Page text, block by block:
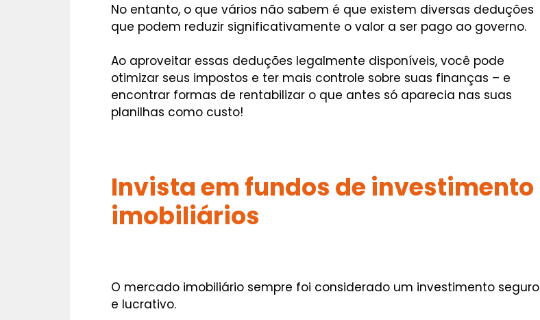
No entanto, o que vários não sabem é que existem diversas deduções
que podem reduzir significativamente o valor a ser pago ao governo.
Ao aproveitar essas deduções legalmente disponíveis, você pode
otimizar seus impostos e ter mais controle sobre suas finanças – e
encontrar formas de rentabilizar o que antes só aparecia nas suas
planilhas como custo!
Invista em fundos de investimento
imobiliários
O mercado imobiliário sempre foi considerado um investimento seguro
e lucrativo.